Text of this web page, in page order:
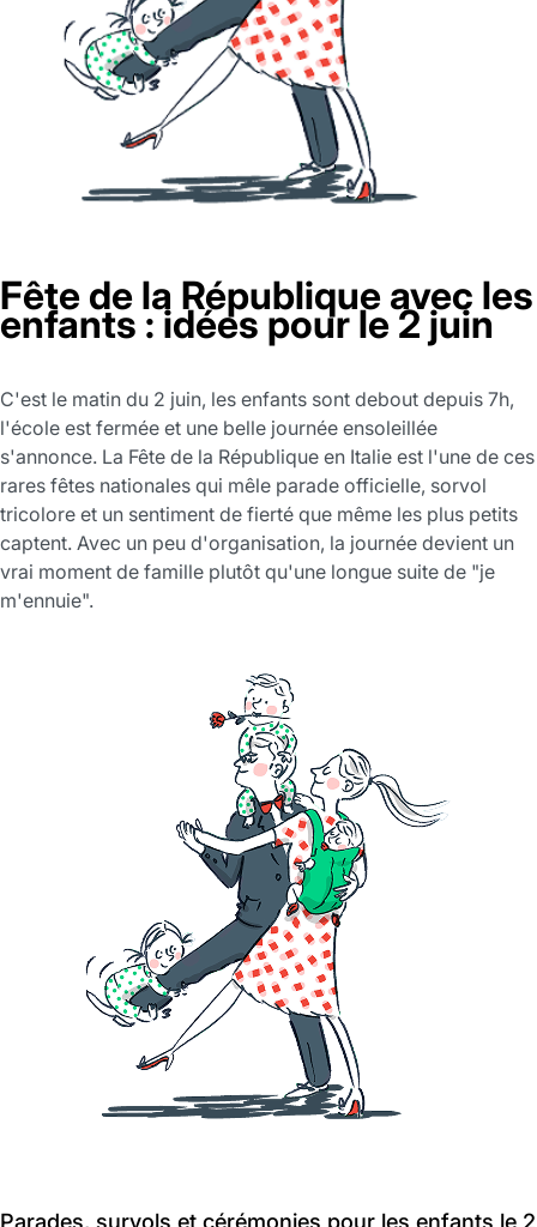
Fête de la République avec les
enfants : idées pour le 2 juin
C'est le matin du 2 juin, les enfants sont debout depuis 7h,
l'école est fermée et une belle journée ensoleillée
s'annonce. La Fête de la République en Italie est l'une de ces
rares fêtes nationales qui mêle parade officielle, sorvol
tricolore et un sentiment de fierté que même les plus petits
captent. Avec un peu d'organisation, la journée devient un
vrai moment de famille plutôt qu'une longue suite de "je
m'ennuie".
Parades, survols et cérémonies pour les enfants le 2